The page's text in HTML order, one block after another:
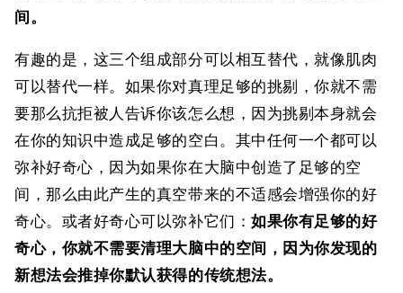
间。
有趣的是，这三个组成部分可以相互替代，就像肌肉
可以替代一样。如果你对真理足够的挑剔，你就不需
要那么抗拒被人告诉你该怎么想，因为挑剔本身就会
在你的知识中造成足够的空白。其中任何一个都可以
弥补好奇心，因为如果你在大脑中创造了足够的空
间，那么由此产生的真空带来的不适感会增强你的好
奇心。或者好奇心可以弥补它们：如果你有足够的好
奇心，你就不需要清理大脑中的空间，因为你发现的
新想法会推掉你默认获得的传统想法。